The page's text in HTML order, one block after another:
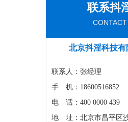
联系抖
CONTACT
北京抖淫科技有
联系人：张经理
手 机：18600516852
电 话：400 0000 439
地 址：北京市昌平区